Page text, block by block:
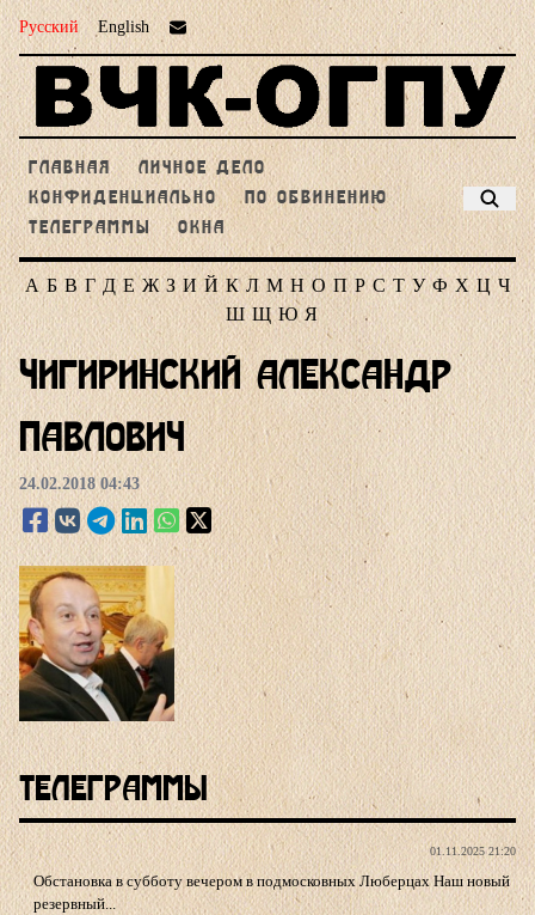
Русский English
ГЛАВНАЯ
ЛИЧНОЕ ДЕЛО
КОНФИДЕНЦИАЛЬНО
ПО ОБВИНЕНИЮ
ТЕЛЕГРАММЫ
ОКНА
А Б В Г Д Е Ж З И Й К Л М Н О П Р С Т У Ф Х Ц Ч
Ш Щ Ю Я
Чигиринский Александр
Павлович
24.02.2018 04:43
Телеграммы
01.11.2025 21:20
Обстановка в субботу вечером в подмосковных Люберцах Наш новый
резервный...